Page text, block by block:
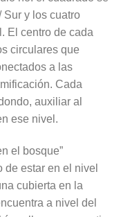
Sur y los cuatro
El centro de cada
circulares que
a las
Cada
auxiliar al
ese nivel.
el bosque”
estar en el nivel
cubierta en la
a nivel del